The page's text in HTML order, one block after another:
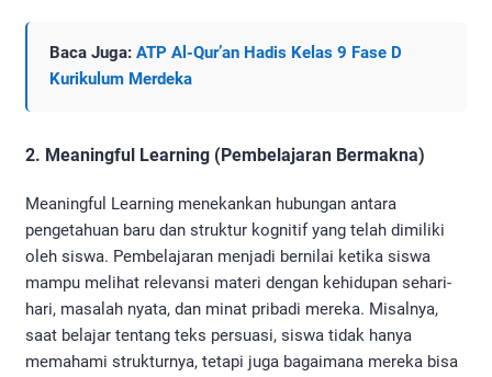
Baca Juga: ATP Al-Qur’an Hadis Kelas 9 Fase D
Kurikulum Merdeka
2. Meaningful Learning (Pembelajaran Bermakna)
Meaningful Learning menekankan hubungan antara
pengetahuan baru dan struktur kognitif yang telah dimiliki
oleh siswa. Pembelajaran menjadi bernilai ketika siswa
mampu melihat relevansi materi dengan kehidupan sehari-
hari, masalah nyata, dan minat pribadi mereka. Misalnya,
saat belajar tentang teks persuasi, siswa tidak hanya
memahami strukturnya, tetapi juga bagaimana mereka bisa